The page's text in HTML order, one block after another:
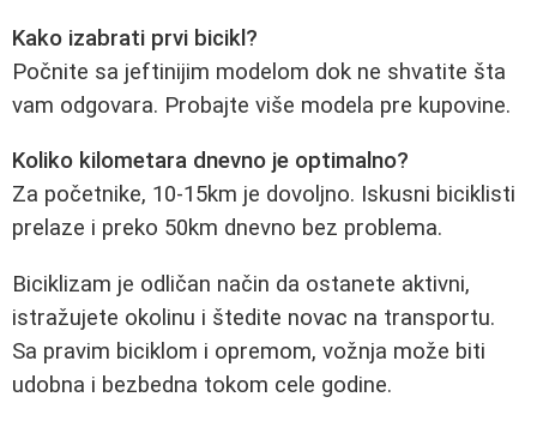
Kako izabrati prvi bicikl?
Počnite sa jeftinijim modelom dok ne shvatite šta
vam odgovara. Probajte više modela pre kupovine.
Koliko kilometara dnevno je optimalno?
Za početnike, 10-15km je dovoljno. Iskusni biciklisti
prelaze i preko 50km dnevno bez problema.
Biciklizam je odličan način da ostanete aktivni,
istražujete okolinu i štedite novac na transportu.
Sa pravim biciklom i opremom, vožnja može biti
udobna i bezbedna tokom cele godine.